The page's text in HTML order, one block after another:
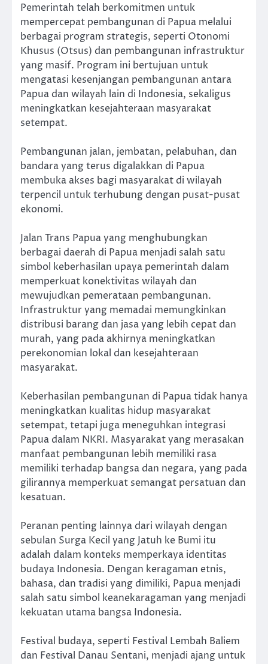
Pemerintah telah berkomitmen untuk
mempercepat pembangunan di Papua melalui
berbagai program strategis, seperti Otonomi
Khusus (Otsus) dan pembangunan infrastruktur
yang masif. Program ini bertujuan untuk
mengatasi kesenjangan pembangunan antara
Papua dan wilayah lain di Indonesia, sekaligus
meningkatkan kesejahteraan masyarakat
setempat.
Pembangunan jalan, jembatan, pelabuhan, dan
bandara yang terus digalakkan di Papua
membuka akses bagi masyarakat di wilayah
terpencil untuk terhubung dengan pusat-pusat
ekonomi.
Jalan Trans Papua yang menghubungkan
berbagai daerah di Papua menjadi salah satu
simbol keberhasilan upaya pemerintah dalam
memperkuat konektivitas wilayah dan
mewujudkan pemerataan pembangunan.
Infrastruktur yang memadai memungkinkan
distribusi barang dan jasa yang lebih cepat dan
murah, yang pada akhirnya meningkatkan
perekonomian lokal dan kesejahteraan
masyarakat.
Keberhasilan pembangunan di Papua tidak hanya
meningkatkan kualitas hidup masyarakat
setempat, tetapi juga meneguhkan integrasi
Papua dalam NKRI. Masyarakat yang merasakan
manfaat pembangunan lebih memiliki rasa
memiliki terhadap bangsa dan negara, yang pada
gilirannya memperkuat semangat persatuan dan
kesatuan.
Peranan penting lainnya dari wilayah dengan
sebulan Surga Kecil yang Jatuh ke Bumi itu
adalah dalam konteks memperkaya identitas
budaya Indonesia. Dengan keragaman etnis,
bahasa, dan tradisi yang dimiliki, Papua menjadi
salah satu simbol keanekaragaman yang menjadi
kekuatan utama bangsa Indonesia.
Festival budaya, seperti Festival Lembah Baliem
dan Festival Danau Sentani, menjadi ajang untuk